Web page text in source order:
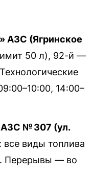
АЗС (Ягринское
50 л), 92-й —
14:00–
№ 307 (ул.
: все виды топлива
Перерывы — во